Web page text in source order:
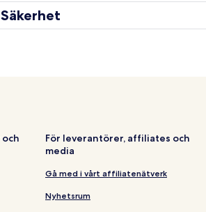
Säkerhet
För leverantörer, affiliates och
media
Gå med i vårt affiliatenätverk
Nyhetsrum